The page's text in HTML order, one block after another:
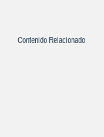
Contenido Relacionado